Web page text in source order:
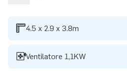
4.5 x 2.9 x 3.8m
Ventilatore 1,1KW